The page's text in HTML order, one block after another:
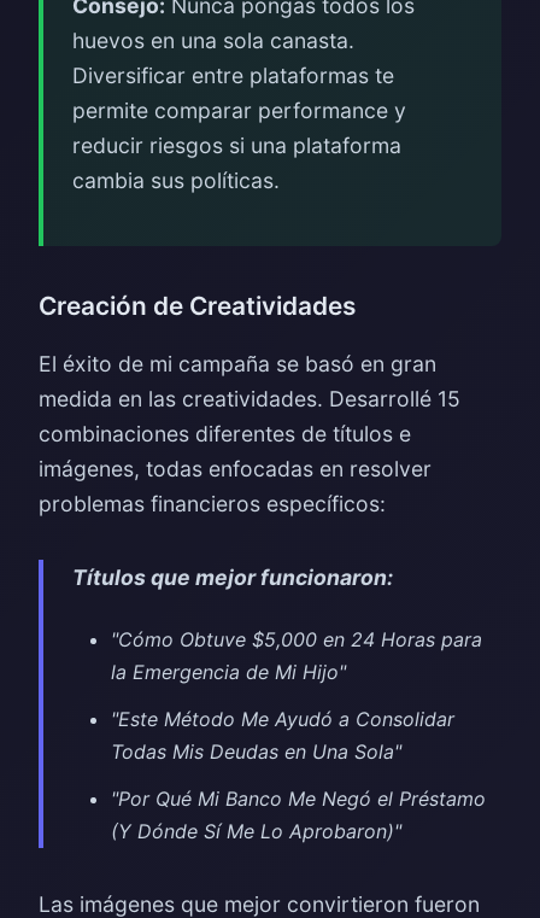
Consejo: Nunca pongas todos los
huevos en una sola canasta.
Diversificar entre plataformas te
permite comparar performance y
reducir riesgos si una plataforma
cambia sus políticas.
Creación de Creatividades
El éxito de mi campaña se basó en gran
medida en las creatividades. Desarrollé 15
combinaciones diferentes de títulos e
imágenes, todas enfocadas en resolver
problemas financieros específicos:
Títulos que mejor funcionaron:
"Cómo Obtuve $5,000 en 24 Horas para
la Emergencia de Mi Hijo"
"Este Método Me Ayudó a Consolidar
Todas Mis Deudas en Una Sola"
"Por Qué Mi Banco Me Negó el Préstamo
(Y Dónde Sí Me Lo Aprobaron)"
Las imágenes que mejor convirtieron fueron